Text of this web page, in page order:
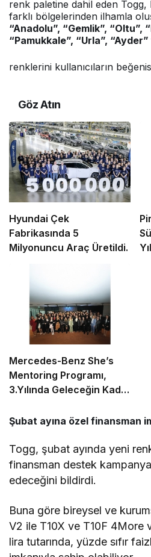
renk paletine dahil eden Togg,
farklı bölgelerinden ilhamla
“Anadolu”, “Gemlik”, “Oltu”,
“Pamukkale”, “Urla”,
renklerini kullanıcıların
Göz Atın
Hyundai Çek
Fabrikasında 5
Milyonuncu Araç Üretildi.
Mercedes-Benz She’s
Mentoring Programı,
3.Yılında Geleceğin Kadın
Devam Ediyor
Şubat ayına özel finansman
Togg, şubat ayında yeni
finansman destek
edeceğini bildirdi.
Buna göre bireysel ve
V2 ile T10X ve T10F 4More
lira tutarında, yüzde sıfır